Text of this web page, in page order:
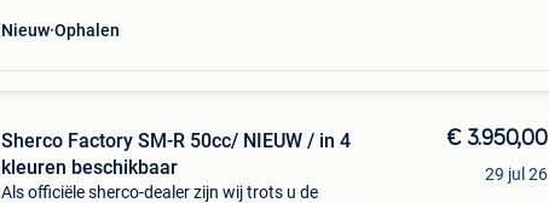
Nieuw Ophalen
Sherco Factory SM-R 50cc/ NIEUW / in 4
kleuren beschikbaar
Als officiële sherco-dealer zijn wij trots u de
€ 3.950,00
29 jul 26